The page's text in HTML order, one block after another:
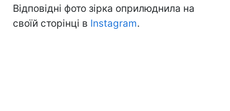
Відповідні фото зірка оприлюднила на
своїй сторінці в Instagram.